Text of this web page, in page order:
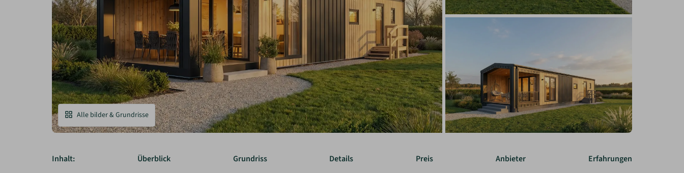
Alle bilder & Grundrisse
Inhalt: Überblick Grundriss Details Preis Anbieter Erfahrungen